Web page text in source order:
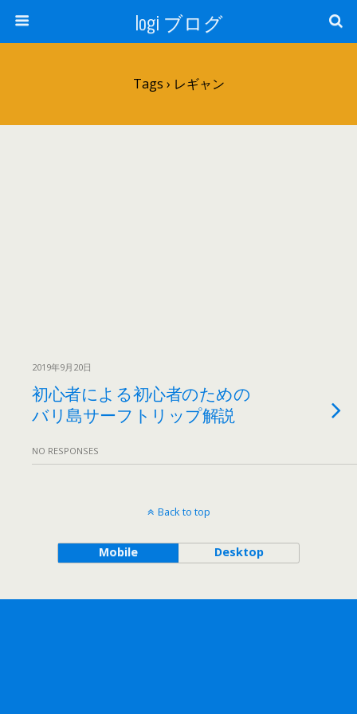
logi ブログ
Tags › レギャン
2019年9月20日
初心者による初心者のための
バリ島サーフトリップ解説
NO RESPONSES
Back to top
Mobile Desktop